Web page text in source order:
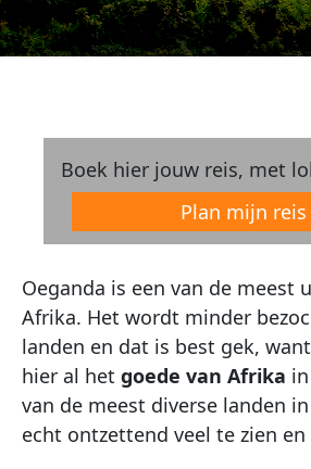
Boek hier jouw reis, met
Plan mijn reis
Oeganda is een van de meest
Afrika. Het wordt minder
landen en dat is best gek,
hier al het goede van Afrika
van de meest diverse landen
echt ontzettend veel te zien